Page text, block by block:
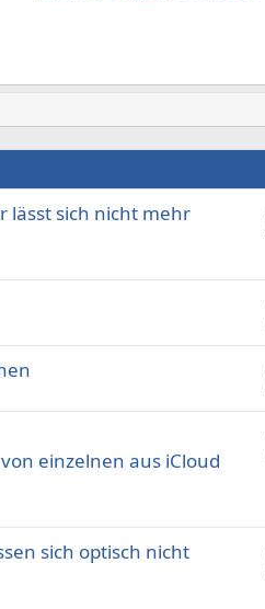
lässt sich nicht mehr
einzelnen aus iCloud
sich optisch nicht